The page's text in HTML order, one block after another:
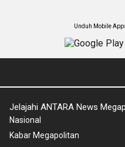
Unduh Mobile
Jelajahi ANTARA News
Nasional
Kabar Megapolitan